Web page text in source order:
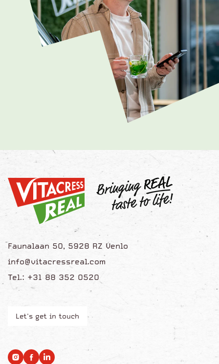
Faunalaan 50, 5928 RZ Venlo
info@vitacressreal.com
Tel.: +31 88 352 0520
Let's get in touch